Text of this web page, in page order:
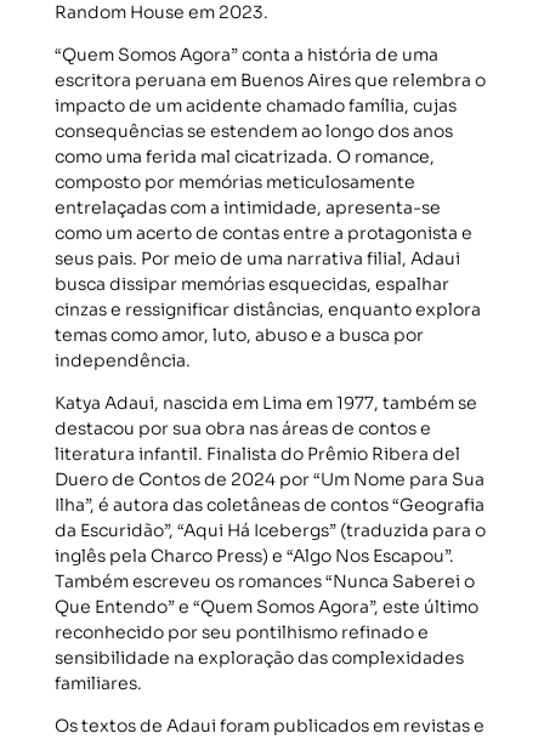
Random House em 2023.
“Quem Somos Agora” conta a história de uma
escritora peruana em Buenos Aires que relembra o
impacto de um acidente chamado família, cujas
consequências se estendem ao longo dos anos
como uma ferida mal cicatrizada. O romance,
composto por memórias meticulosamente
entrelaçadas com a intimidade, apresenta-se
como um acerto de contas entre a protagonista e
seus pais. Por meio de uma narrativa filial, Adaui
busca dissipar memórias esquecidas, espalhar
cinzas e ressignificar distâncias, enquanto explora
temas como amor, luto, abuso e a busca por
independência.
Katya Adaui, nascida em Lima em 1977, também se
destacou por sua obra nas áreas de contos e
literatura infantil. Finalista do Prêmio Ribera del
Duero de Contos de 2024 por “Um Nome para Sua
Ilha”, é autora das coletâneas de contos “Geografia
da Escuridão”, “Aqui Há Icebergs” (traduzida para o
inglês pela Charco Press) e “Algo Nos Escapou”.
Também escreveu os romances “Nunca Saberei o
Que Entendo” e “Quem Somos Agora”, este último
reconhecido por seu pontilhismo refinado e
sensibilidade na exploração das complexidades
familiares.
Os textos de Adaui foram publicados em revistas e